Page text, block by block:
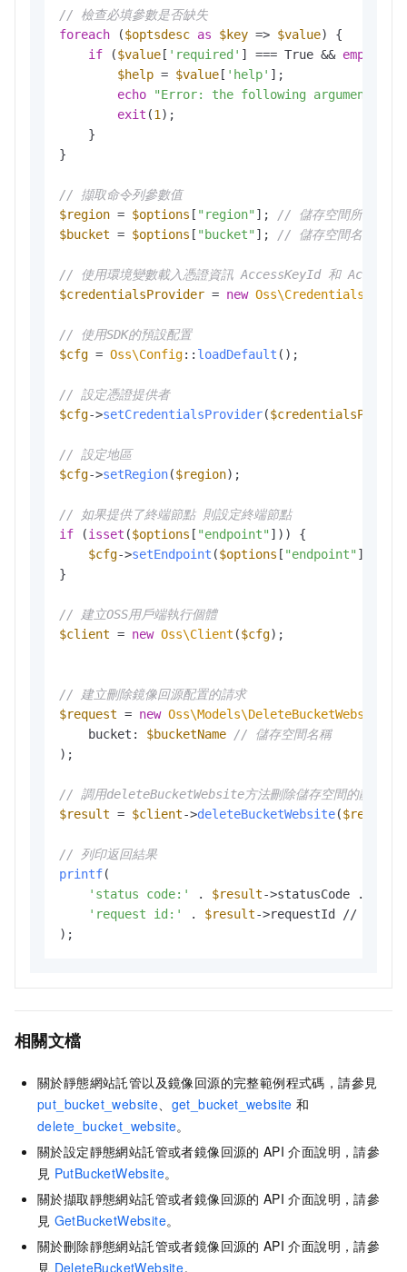
// 檢查必填參數是否缺失
foreach ($optsdesc as $key => $value) {
if ($value [ 'required' ] === True && empty
$help = $value [ 'help' ];
echo
"Error: the following arguments
exit (1 );
    }
}
// 擷取命令列參數值
$region = $options [ "region" ];
// 儲存空間所在地區
$bucket = $options [ "bucket" ]; // 儲存空間名稱
// 使用環境變數載入憑證資訊 AccessKeyId 和
$credentialsProvider = new
// 使用SDK的預設配置
$cfg = Oss\Config:: loadDefault ();
// 設定憑證提供者
$cfg->setCredentialsProvider(
// 設定地區
$cfg->setRegion($region);
// 如果提供了終端節點 則設定終端節點
if (isset ($options [ "endpoint" ])) {
$cfg->setEndpoint ($options [ "endpoint" ]);
}
// 建立OSS用戶端執行個體
$client = new Oss\Client ($cfg);
// 建立刪除鏡像回源配置的請求
$request = new
    bucket:
$bucketName
// 儲存空間名稱
);
// 調用deleteBucketWebsite方法刪除儲存空間的靜態網
$result = $client->deleteBucketWebsite($request
// 列印返回結果
printf(
'status code:'
. $result->statusCode .
'request id:'
. $result->requestId // 請求的
相關文檔
關於靜態網站託管以及鏡像回源的完整範例程式碼，請參見
put_bucket_website
get_bucket_website 和
delete_bucket_website。
關於設定靜態網站託管或者鏡像回源的 API 介面說明，請參
見 PutBucketWebsite。
關於擷取靜態網站託管或者鏡像回源的 API 介面說明，請參
見 GetBucketWebsite。
關於刪除靜態網站託管或者鏡像回源的 API 介面說明，請參
見 DeleteBucketWebsite。